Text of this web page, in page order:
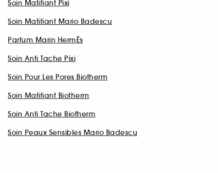
Soin Matifiant Pixi
Soin Matifiant Mario Badescu
Parfum Marin HermÈs
Soin Anti Tache Pixi
Soin Pour Les Pores Biotherm
Soin Matifiant Biotherm
Soin Anti Tache Biotherm
Soin Peaux Sensibles Mario Badescu